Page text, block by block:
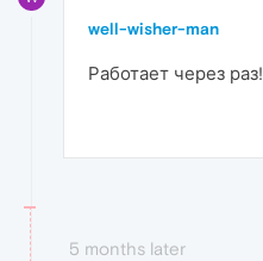
well-wisher-man
Работает через раз!
5 months later